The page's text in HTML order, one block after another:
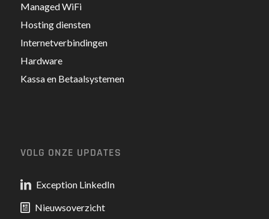
Managed WiFi
Hosting diensten
Internetverbindingen
Hardware
Kassa en Betaalsystemen
VOLG ONZE UPDATES
Exception LinkedIn
Nieuwsoverzicht